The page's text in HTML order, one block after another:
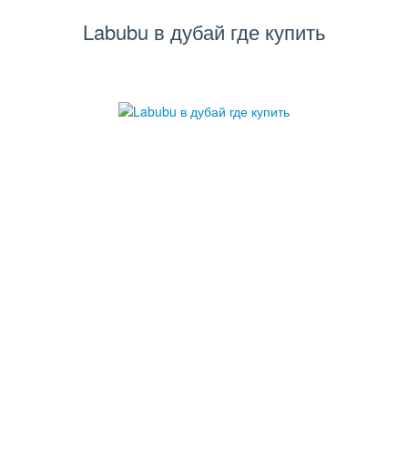
Labubu в дубай где купить